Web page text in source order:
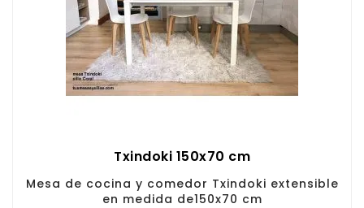
Txindoki 150x70 cm
Mesa de cocina y comedor Txindoki extensible
en medida de150x70 cm